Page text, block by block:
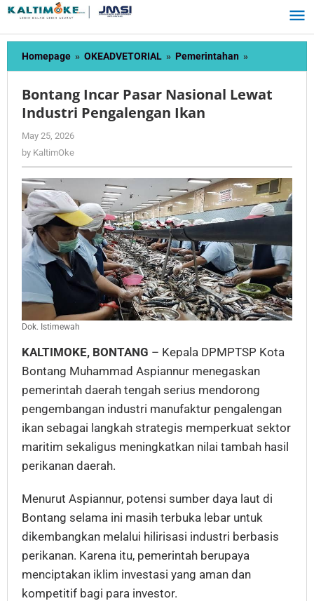
Skip
content
Homepage » OKEADVETORIAL » Pemerintahan »
Incar
Nasional
Bontang Incar Pasar Nasional Lewat
Industri Pengalengan Ikan
May 25, 2026
by KaltimOke
Dok. Istimewah
KALTIMOKE, BONTANG – Kepala DPMPTSP Kota
Bontang Muhammad Aspiannur menegaskan
pemerintah daerah tengah serius mendorong
pengembangan industri manufaktur pengalengan
ikan sebagai langkah strategis memperkuat sektor
maritim sekaligus meningkatkan nilai tambah hasil
perikanan daerah.
Menurut Aspiannur, potensi sumber daya laut di
Bontang selama ini masih terbuka lebar untuk
dikembangkan melalui hilirisasi industri berbasis
perikanan. Karena itu, pemerintah berupaya
menciptakan iklim investasi yang aman dan
kompetitif bagi para investor.